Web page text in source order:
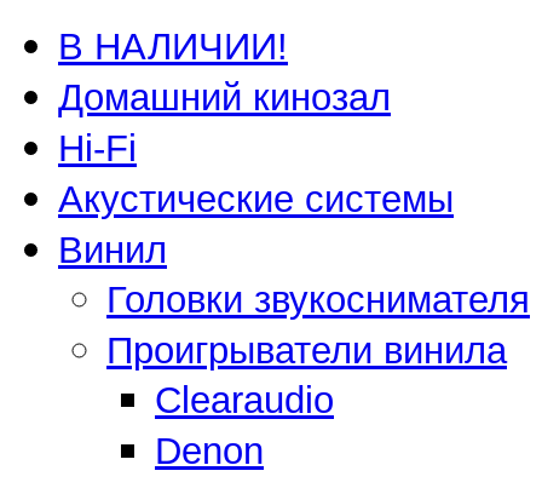
В НАЛИЧИИ!
Домашний кинозал
Hi-Fi
Акустические системы
Винил
Головки звукоснимателя
Проигрыватели винила
Clearaudio
Denon